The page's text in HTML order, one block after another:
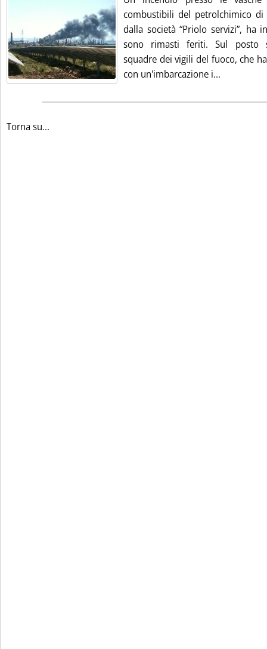
combustibili del petrolchimico di
dalla società “Priolo servizi”, ha
sono rimasti feriti. Sul posto
squadre dei vigili del fuoco, che
con un'imbarcazione i...
Torna su...